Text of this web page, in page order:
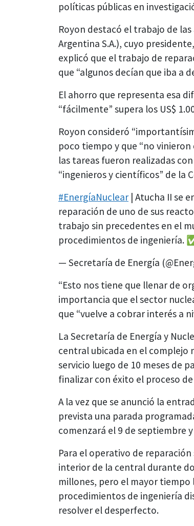
políticas públicas en
Royon destacó el trabajo de
Argentina S.A.), cuyo
explicó que el trabajo de
que “algunos decían que iba a
El ahorro que representa esa
“fácilmente” supera los US$
Royon consideró
poco tiempo y que “no
las tareas fueron realizadas
“ingenieros y científicos” de la
#EnergíaNuclear | Atucha II se
reparación de uno de sus
trabajo sin precedentes en el
procedimientos de ingeniería.
— Secretaría de Energía
“Esto nos tiene que llenar de
importancia que el sector
que “vuelve a cobrar interés a
La Secretaría de Energía y
central ubicada en el
servicio luego de 10 meses de
finalizar con éxito el proceso
A la vez que se anunció la
prevista una parada
comenzará el 9 de septiembre
Para el operativo de
interior de la central durante
millones, pero el mayor
procedimientos de ingeniería
resolver el desperfecto.